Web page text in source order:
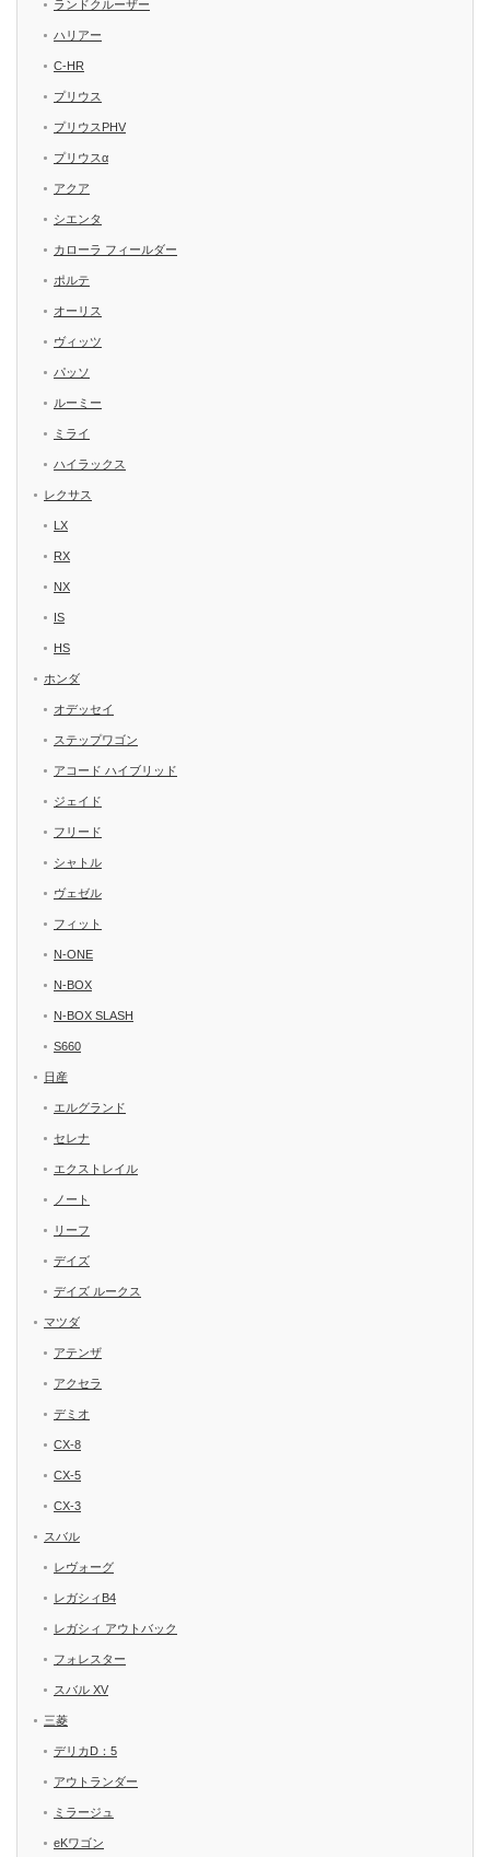
ランドクルーザー
ハリアー
C-HR
プリウス
プリウスPHV
プリウスα
アクア
シエンタ
カローラ フィールダー
ポルテ
オーリス
ヴィッツ
パッソ
ルーミー
ミライ
ハイラックス
レクサス
LX
RX
NX
IS
HS
ホンダ
オデッセイ
ステップワゴン
アコード ハイブリッド
ジェイド
フリード
シャトル
ヴェゼル
フィット
N-ONE
N-BOX
N-BOX SLASH
S660
日産
エルグランド
セレナ
エクストレイル
ノート
リーフ
デイズ
デイズ ルークス
マツダ
アテンザ
アクセラ
デミオ
CX-8
CX-5
CX-3
スバル
レヴォーグ
レガシィB4
レガシィ アウトバック
フォレスター
スバル XV
三菱
デリカD：5
アウトランダー
ミラージュ
eKワゴン